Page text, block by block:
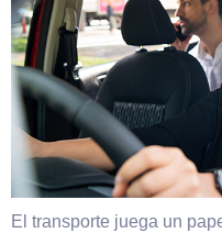
El transporte juega un